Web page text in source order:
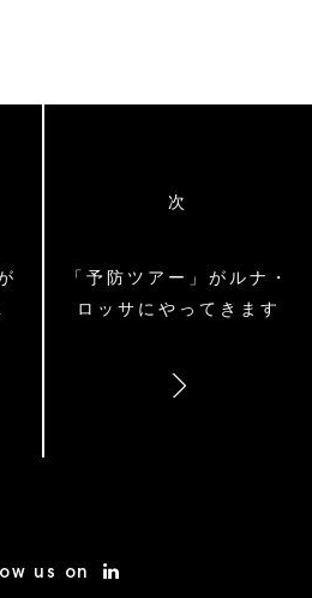
次
「予防ツアー」がルナ・
ロッサにやってきます
us on